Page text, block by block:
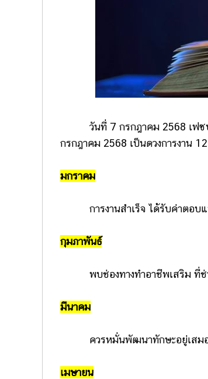
วันที่ 7 กรกฎาคม 2568 เฟซ
กรกฎาคม 2568 เป็นดวงการงาน
มกราคม
การงานสำเร็จ ได้รับค่าตอบแ
กุมภาพันธ์
พบช่องทางทำอาชีพเสริม ที่ช่ว
มีนาคม
ควรหมั่นพัฒนาทักษะอยู่เสมอ
เมษายน